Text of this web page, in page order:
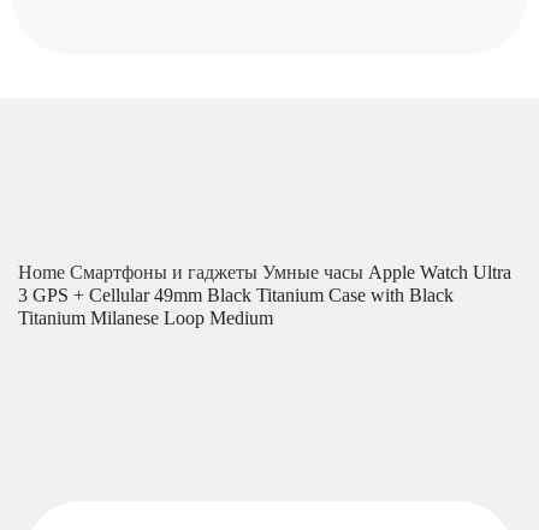
Home Смартфоны и гаджеты Умные часы Apple Watch Ultra
3 GPS + Cellular 49mm Black Titanium Case with Black
Titanium Milanese Loop Medium